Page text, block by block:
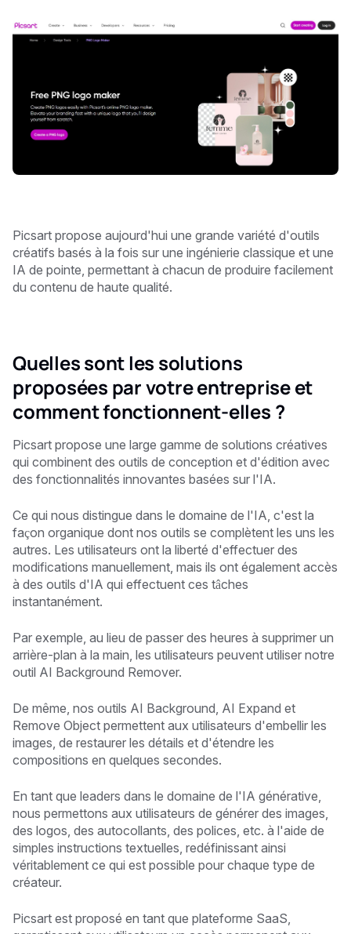
Picsart propose aujourd'hui une grande variété d'outils
créatifs basés à la fois sur une ingénierie classique et une
IA de pointe, permettant à chacun de produire facilement
du contenu de haute qualité.
Quelles sont les solutions
proposées par votre entreprise et
comment fonctionnent-elles ?
Picsart propose une large gamme de solutions créatives
qui combinent des outils de conception et d'édition avec
des fonctionnalités innovantes basées sur l'IA.
Ce qui nous distingue dans le domaine de l'IA, c'est la
façon organique dont nos outils se complètent les uns les
autres. Les utilisateurs ont la liberté d'effectuer des
modifications manuellement, mais ils ont également accès
à des outils d'IA qui effectuent ces tâches
instantanément.
Par exemple, au lieu de passer des heures à supprimer un
arrière-plan à la main, les utilisateurs peuvent utiliser notre
outil AI Background Remover.
De même, nos outils AI Background, AI Expand et
Remove Object permettent aux utilisateurs d'embellir les
images, de restaurer les détails et d'étendre les
compositions en quelques secondes.
En tant que leaders dans le domaine de l'IA générative,
nous permettons aux utilisateurs de générer des images,
des logos, des autocollants, des polices, etc. à l'aide de
simples instructions textuelles, redéfinissant ainsi
véritablement ce qui est possible pour chaque type de
créateur.
Picsart est proposé en tant que plateforme SaaS,